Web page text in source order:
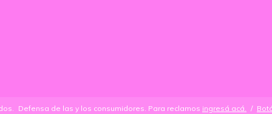
Defensa de las y los consumidores. Para reclamos ingresá acá. /